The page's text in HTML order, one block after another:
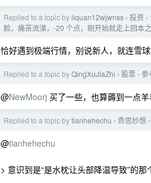
Replied to a topic by liquan12wjwnss › 投资 ›
脸，痛苦流涕，-20 个点，刚开始就走上回本
恰好遇到极端行情，别说新人，就连雪
Replied to a topic byQingXuJiaZhi › 股票 › 参
@NewMoorj 买了一些，也算薅到一点
Replied to a topic bytianhehechu › 奇思妙想 ›
@tianhehechu
> 意识到是“是水枕让头部降温导致”的